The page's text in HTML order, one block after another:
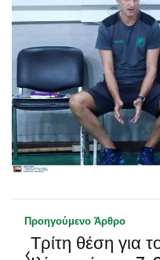
Προηγούμενο Άρθρο
‹Τρίτη θέση για